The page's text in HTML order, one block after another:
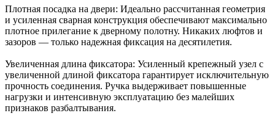
Плотная посадка на двери: Идеально рассчитанная геометрия
и усиленная сварная конструкция обеспечивают максимально
плотное прилегание к дверному полотну. Никаких люфтов и
зазоров — только надежная фиксация на десятилетия.
Увеличенная длина фиксатора: Усиленный крепежный узел с
увеличенной длиной фиксатора гарантирует исключительную
прочность соединения. Ручка выдерживает повышенные
нагрузки и интенсивную эксплуатацию без малейших
признаков разбалтывания.